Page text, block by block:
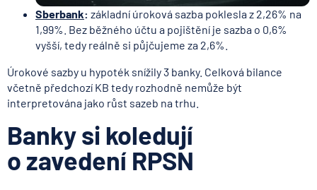
Sberbank: základní úroková sazba poklesla z 2,26% na
1,99%. Bez běžného účtu a pojištění je sazba o 0,6%
vyšší, tedy reálně si půjčujeme za 2,6%.
Úrokové sazby u hypoték snížily 3 banky. Celková bilance
včetně předchozí KB tedy rozhodně nemůže být
interpretována jako růst sazeb na trhu.
Banky si koledují
o zavedení RPSN